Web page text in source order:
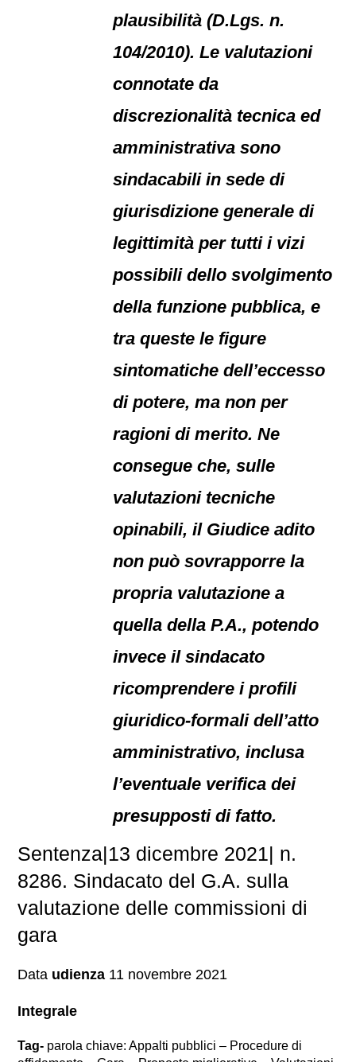
plausibilità (D.Lgs. n.
104/2010). Le valutazioni
connotate da
discrezionalità tecnica ed
amministrativa sono
sindacabili in sede di
giurisdizione generale di
legittimità per tutti i vizi
possibili dello svolgimento
della funzione pubblica, e
tra queste le figure
sintomatiche dell’eccesso
di potere, ma non per
ragioni di merito. Ne
consegue che, sulle
valutazioni tecniche
opinabili, il Giudice adito
non può sovrapporre la
propria valutazione a
quella della P.A., potendo
invece il sindacato
ricomprendere i profili
giuridico-formali dell’atto
amministrativo, inclusa
l’eventuale verifica dei
presupposti di fatto.
Sentenza|13 dicembre 2021| n.
8286. Sindacato del G.A. sulla
valutazione delle commissioni di
gara
Data udienza 11 novembre 2021
Integrale
Tag- parola chiave: Appalti pubblici – Procedure di